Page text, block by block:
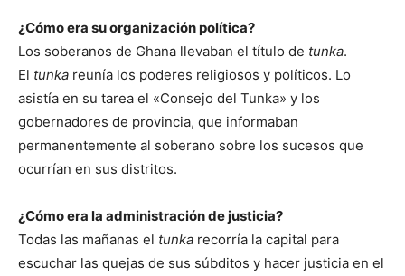
¿Cómo era su organización política?
Los soberanos de Ghana llevaban el título de tunka.
El tunka reunía los poderes religiosos y políticos. Lo
asistía en su tarea el «Consejo del Tunka» y los
gobernadores de provincia, que informaban
permanentemente al soberano sobre los sucesos que
ocurrían en sus distritos.
¿Cómo era la administración de justicia?
Todas las mañanas el tunka recorría la capital para
escuchar las quejas de sus súbditos y hacer justicia en el